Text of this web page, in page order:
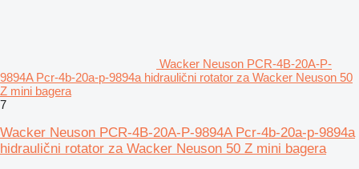
Wacker Neuson PCR-4B-20A-P-
9894A Pcr-4b-20a-p-9894a hidraulični rotator za Wacker Neuson 50
Z mini bagera
7
Wacker Neuson PCR-4B-20A-P-9894A Pcr-4b-20a-p-9894a
hidraulični rotator za Wacker Neuson 50 Z mini bagera